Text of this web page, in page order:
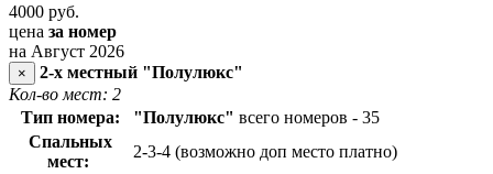
4000 руб.
цена за номер
на Август 2026
×
2-х местный "Полулюкс"
Кол-во мест: 2
Тип номера:
"Полулюкс" всего номеров - 35
Спальных
мест:
2-3-4 (возможно доп место платно)